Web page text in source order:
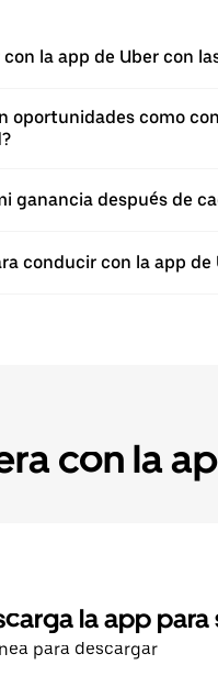
la app de Uber con
oportunidades como
ganancia después de
conducir con la app de
con la
la app para
para descargar